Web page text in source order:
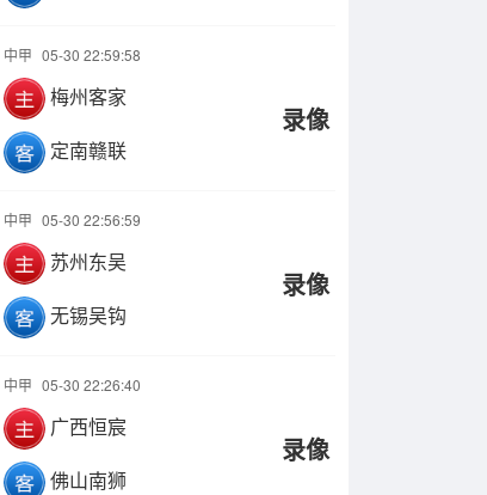
中甲 05-30 22:59:58
梅州客家
定南赣联
录像
中甲 05-30 22:56:59
苏州东吴
无锡吴钩
录像
中甲 05-30 22:26:40
广西恒宸
佛山南狮
录像